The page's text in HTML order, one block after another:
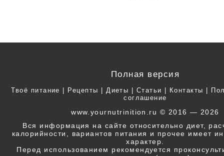
Полная версия
Твоё питание | Рецепты | Диеты | Статьи | Контакты |
соглашение
www.yournutrinition.ru © 2016 — 2026
Вся информация на сайте относительно диет,
калорийности, вариантов питания и прочее имеет
характер.
Перед использованием рекомендуется